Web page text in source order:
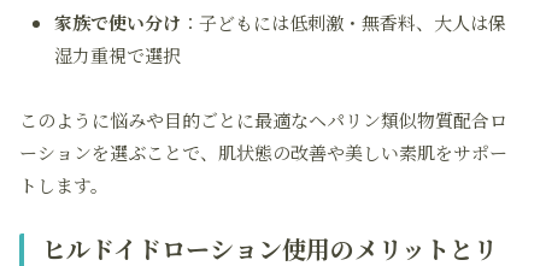
家族で使い分け ：子どもには低刺激・無香料、大人は保
湿力重視で選択
このように悩みや目的ごとに最適なヘパリン類似物質配合ロ
ーションを選ぶことで、肌状態の改善や美しい素肌をサポー
トします。
ヒルドイドローション使用のメリットとリ